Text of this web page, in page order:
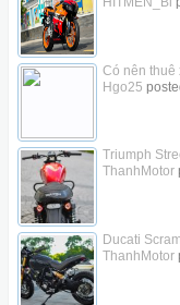
Có nên thuê
Hgo25
Triumph
ThanhMotor
Ducati
ThanhMotor